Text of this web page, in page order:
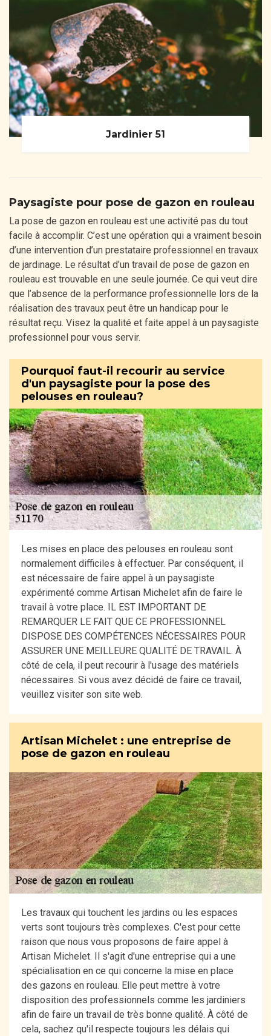
Jardinier 51
Paysagiste pour pose de gazon en rouleau
La pose de gazon en rouleau est une activité pas du tout
facile à accomplir. C’est une opération qui a vraiment besoin
d’une intervention d’un prestataire professionnel en travaux
de jardinage. Le résultat d’un travail de pose de gazon en
rouleau est trouvable en une seule journée. Ce qui veut dire
que l’absence de la performance professionnelle lors de la
réalisation des travaux peut être un handicap pour le
résultat reçu. Visez la qualité et faite appel à un paysagiste
professionnel pour vous servir.
Pourquoi faut-il recourir au service
d'un paysagiste pour la pose des
pelouses en rouleau?
Les mises en place des pelouses en rouleau sont
normalement difficiles à effectuer. Par conséquent, il
est nécessaire de faire appel à un paysagiste
expérimenté comme Artisan Michelet afin de faire le
travail à votre place. IL EST IMPORTANT DE
REMARQUER LE FAIT QUE CE PROFESSIONNEL
DISPOSE DES COMPÉTENCES NÉCESSAIRES POUR
ASSURER UNE MEILLEURE QUALITÉ DE TRAVAIL. À
côté de cela, il peut recourir à l'usage des matériels
nécessaires. Si vous avez décidé de faire ce travail,
veuillez visiter son site web.
Artisan Michelet : une entreprise de
pose de gazon en rouleau
Les travaux qui touchent les jardins ou les espaces
verts sont toujours très complexes. C'est pour cette
raison que nous vous proposons de faire appel à
Artisan Michelet. Il s'agit d'une entreprise qui a une
spécialisation en ce qui concerne la mise en place
des gazons en rouleau. Elle peut mettre à votre
disposition des professionnels comme les jardiniers
afin de faire un travail de très bonne qualité. À côté de
cela, sachez qu'il respecte toujours les délais qui